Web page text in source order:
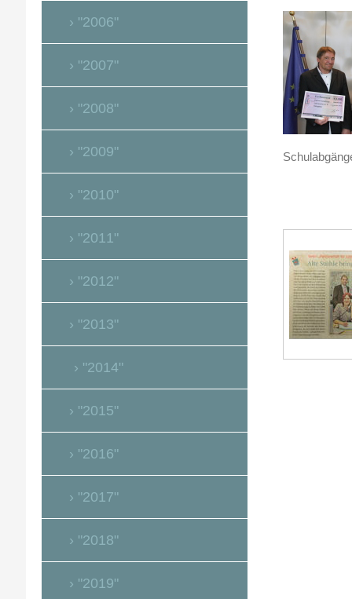
"2006"
"2007"
"2008"
"2009"
"2010"
"2011"
"2012"
"2013"
"2014"
"2015"
"2016"
"2017"
"2018"
"2019"